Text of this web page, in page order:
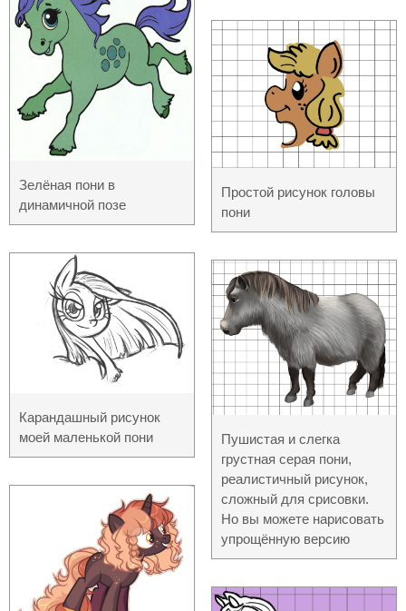
Зелёная пони в
динамичной позе
Карандашный рисунок
моей маленькой пони
Простой рисунок головы
пони
Пушистая и слегка
грустная серая пони,
реалистичный рисунок,
сложный для срисовки.
Но вы можете нарисовать
упрощённую версию